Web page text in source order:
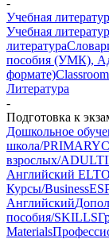
-
Учебная
Учебная
литература
пособия (УМК),
формате)
Литература
-
Подготовка к
Дошкольное
школа/PRIMARY
взрослых/ADULT
Английский ELT
Курсы/Business
Английский
пособия/SKILLS
Materials